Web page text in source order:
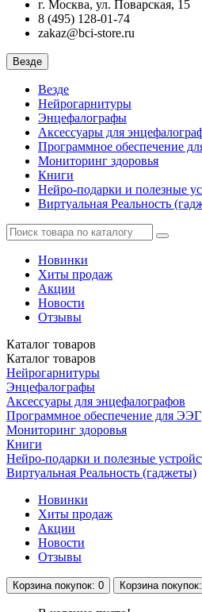
г. Москва, ул. Поварская, 15
8 (495) 128-01-74
zakaz@bci-store.ru
Везде
Везде
Нейрогарнитуры
Энцефалографы
Аксессуары для
Программное обеспечение
Мониторинг здоровья
Книги
Нейро-подарки и полезные
Виртуальная Реальность
Новинки
Хиты продаж
Акции
Новости
Отзывы
Каталог товаров
Каталог товаров
Нейрогарнитуры
Энцефалографы
Аксессуары для энцефалографов
Программное обеспечение для ЭЭГ
Мониторинг здоровья
Книги
Нейро-подарки и полезные
Виртуальная Реальность (гаджеты)
Новинки
Хиты продаж
Акции
Новости
Отзывы
Корзина покупок: 0 Корзина покупок